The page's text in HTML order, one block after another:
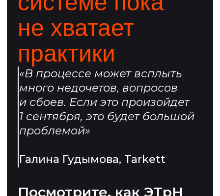
позицию
как ЭТрН встроится
в индивидуальные процессы
их бизнеса
Мы поможем на всем
пути: от настройки
до первых реальных
перевозок с ЭТрН
Подключаетесь
к Умной Логистике
и настраиваете ЭТрН
перевозки в системе